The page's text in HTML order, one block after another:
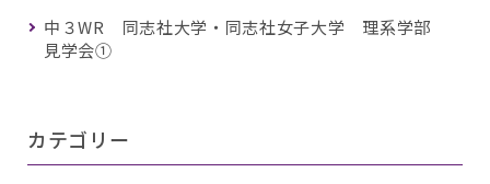
中３WR 同志社大学・同志社女子大学 理系学部
見学会①
カテゴリー